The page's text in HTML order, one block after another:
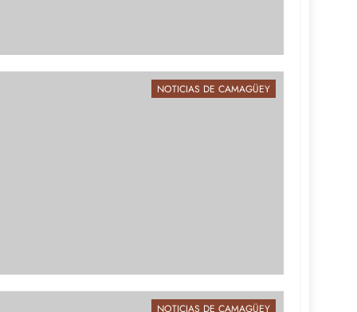
NOTICIAS DE CAMAGÜEY
NOTICIAS DE CAMAGÜEY